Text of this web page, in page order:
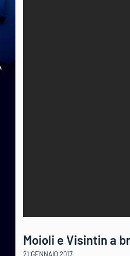
Moioli e Visintin a
21 GENNAIO 2017